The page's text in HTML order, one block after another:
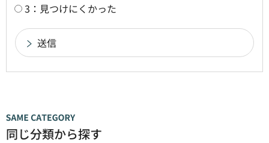
3：見つけにくかった
同じ分類から探す